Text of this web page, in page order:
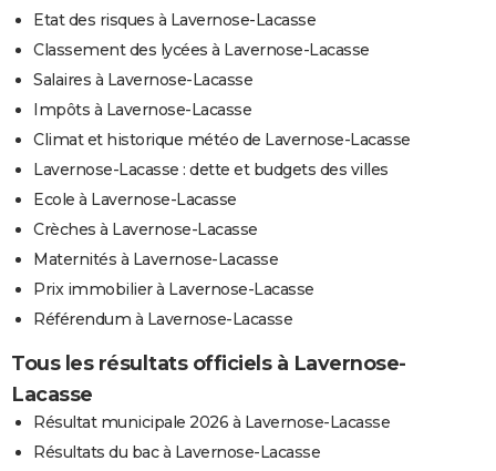
Etat des risques à Lavernose-Lacasse
Classement des lycées à Lavernose-Lacasse
Salaires à Lavernose-Lacasse
Impôts à Lavernose-Lacasse
Climat et historique météo de Lavernose-Lacasse
Lavernose-Lacasse : dette et budgets des villes
Ecole à Lavernose-Lacasse
Crèches à Lavernose-Lacasse
Maternités à Lavernose-Lacasse
Prix immobilier à Lavernose-Lacasse
Référendum à Lavernose-Lacasse
Tous les résultats officiels à Lavernose-
Lacasse
Résultat municipale 2026 à Lavernose-Lacasse
Résultats du bac à Lavernose-Lacasse